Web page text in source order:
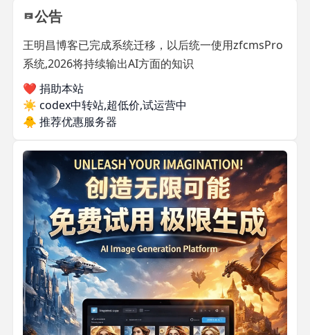
公告
王明昌博客已完成系统迁移，以后统一使用zfcmsPro
系统,2026将持续输出AI方面的知识
❤️ 捐助本站
☀️ codex中转站,超低价,试运营中
🐥 推荐优惠服务器